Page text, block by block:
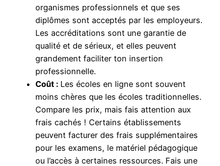
organismes professionnels et que ses
diplômes sont acceptés par les employeurs.
Les accréditations sont une garantie de
qualité et de sérieux, et elles peuvent
grandement faciliter ton insertion
professionnelle.
Coût : Les écoles en ligne sont souvent
moins chères que les écoles traditionnelles.
Compare les prix, mais fais attention aux
frais cachés ! Certains établissements
peuvent facturer des frais supplémentaires
pour les examens, le matériel pédagogique
ou l’accès à certaines ressources. Fais une